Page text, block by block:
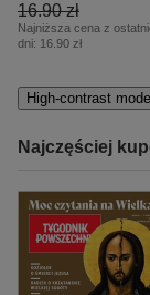
16.90 zł
Najniższa cena z
dni: 16.90 zł
High-contrast mode
Najczęściej